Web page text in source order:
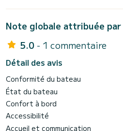
Note globale attribuée
5.0 - 1 commentaire
Détail des avis
Conformité du bateau
État du bateau
Confort à bord
Accessibilité
Accueil et communication